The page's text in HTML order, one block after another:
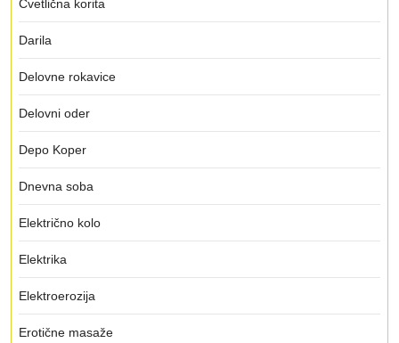
Cvetlična korita
Darila
Delovne rokavice
Delovni oder
Depo Koper
Dnevna soba
Električno kolo
Elektrika
Elektroerozija
Erotične masaže